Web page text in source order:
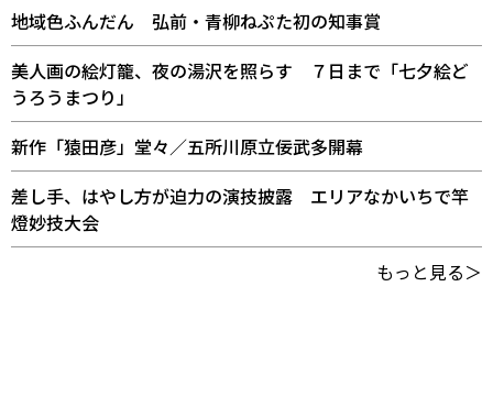
地域色ふんだん 弘前・青柳ねぷた初の知事賞
美人画の絵灯籠、夜の湯沢を照らす ７日まで「七夕絵ど
うろうまつり」
新作「猿田彦」堂々／五所川原立佞武多開幕
差し手、はやし方が迫力の演技披露 エリアなかいちで竿
燈妙技大会
もっと見る＞